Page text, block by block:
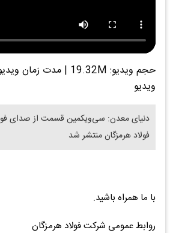
حجم ویدیو: 19.32M | مدت زمان ویدیو:
ویدیو
دنیای معدن: سی‌ویکمین قسمت از صدای
فولاد هرمزگان منتشر شد
با ما همراه باشید.
روابط عمومی شرکت فولاد هرمزگان